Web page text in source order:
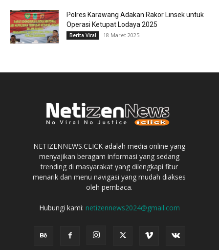
Polres Karawang Adakan Rakor Linsek untuk
Operasi Ketupat Lodaya 2025
Berita Viral 18 Maret 2025
NETIZENNEWS.CLICK adalah media online yang
menyajikan beragam informasi yang sedang
trending di masyarakat yang dilengkapi fitur
menarik dan menu navigasi yang mudah diakses
oleh pembaca.
Hubungi kami: netizennews2024@gmail.com